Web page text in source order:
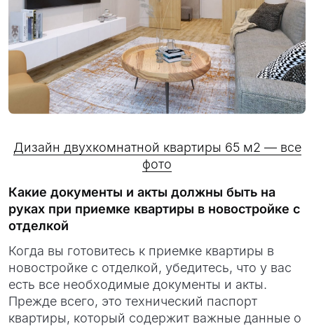
Дизайн двухкомнатной квартиры 65 м2 — все
фото
Какие документы и акты должны быть на
руках при приемке квартиры в новостройке с
отделкой
Когда вы готовитесь к приемке квартиры в
новостройке с отделкой, убедитесь, что у вас
есть все необходимые документы и акты.
Прежде всего, это технический паспорт
квартиры, который содержит важные данные о